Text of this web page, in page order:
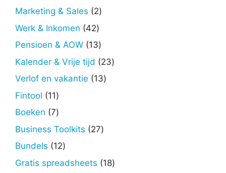
Marketing & Sales 22
Werk & Inkomen 4242
producten
Pensioen & AOW 1313
producten
Kalender & Vrije tijd 2323
Verlof en vakantie 1313
Fintool 1111
producten
Boeken 77
producten
Business Toolkits 2727
Bundels 1212
producten
Gratis spreadsheets 1818